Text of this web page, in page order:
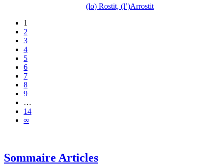
(lo) Rostit, (l’)Arrostit
1
2
3
4
5
6
7
8
9
…
14
∞
Sommaire Articles